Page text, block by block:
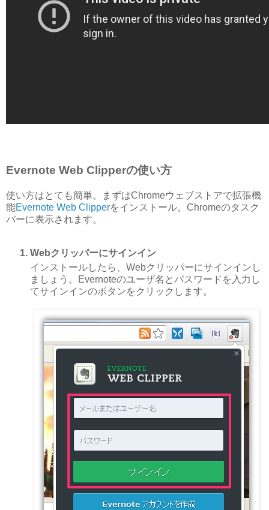
Evernote Web Clipperの使い方
使い方はとても簡単。まずはChromeウェブストアで拡張機
能Evernote Web Clipperをインストール。Chromeのタスク
バーに表示されます。
Webクリッパーにサインイン
インストールしたら、Webクリッパーにサインインし
ましょう。Evernoteのユーザ名とパスワードを入力し
てサインインのボタンをクリックします。